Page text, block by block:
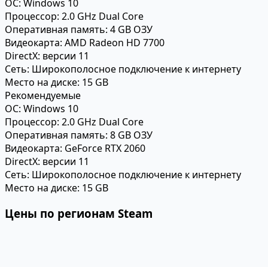
ОС: Windows 10
Процессор: 2.0 GHz Dual Core
Оперативная память: 4 GB ОЗУ
Видеокарта: AMD Radeon HD 7700
DirectX: версии 11
Сеть: Широкополосное подключение к интернету
Место на диске: 15 GB
Рекомендуемые
ОС: Windows 10
Процессор: 2.0 GHz Dual Core
Оперативная память: 8 GB ОЗУ
Видеокарта: GeForce RTX 2060
DirectX: версии 11
Сеть: Широкополосное подключение к интернету
Место на диске: 15 GB
Цены по регионам Steam